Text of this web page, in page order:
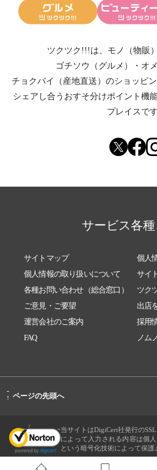
ツクツク!!!は、 モノ（物販）
ゴチソウ（グルメ）
・ オ
チョクバイ（産地直送） のショッピ
シェアし合う おすそ分けポイント機
プレイスです
サービス各
サイトマップ
個人
個人情報の取り扱いについて
サイ
各種お問い合わせ（総合窓口）
ツク
ご意見・ご要望
出店
運営会社のご案内
採用
FAQ
ノム
-
↑ ページの先頭へ
当サイトはDigiCert社発行の
によって入力される内容は個
という暗号化技術によって保護